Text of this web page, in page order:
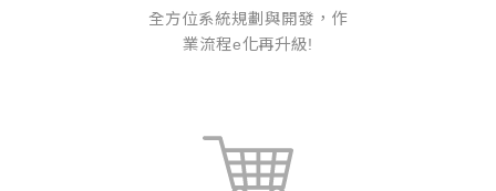
全方位系統規劃與開發，作
業流程e化再升級!